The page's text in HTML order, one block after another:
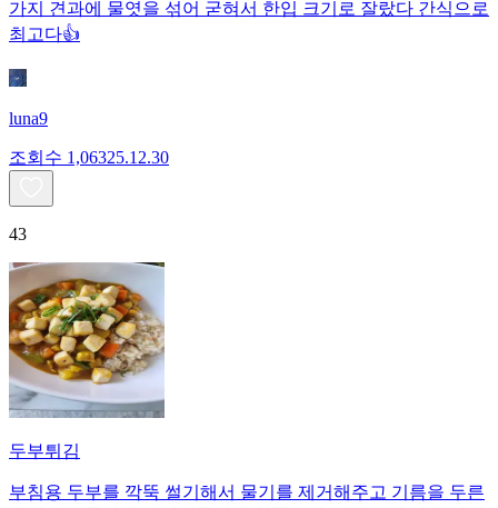
가지 견과에 물엿을 섞어 굳혀서 한입 크기로 잘랐다 간식으로
최고다👍
luna9
조회수 1,06325.12.30
43
두부튀김
부침용 두부를 깍뚝 썰기해서 물기를 제거해주고 기름을 두른